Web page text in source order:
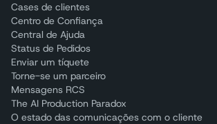
Cases de clientes
Centro de Confiança
Central de Ajuda
Status de Pedidos
Enviar um tíquete
Torne-se um parceiro
Mensagens RCS
The AI Production Paradox
O estado das comunicações com o cliente